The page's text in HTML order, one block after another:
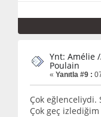
Ynt: Amélie
Poulain
« Yanıtla #9 :
Çok eğlenceliydi.
Çok geç